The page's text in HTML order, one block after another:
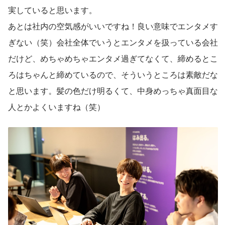
実していると思います。
あとは社内の空気感がいいですね！良い意味でエンタメす
ぎない（笑）会社全体でいうとエンタメを扱っている会社
だけど、めちゃめちゃエンタメ過ぎてなくて、締めるとこ
ろはちゃんと締めているので、そういうところは素敵だな
と思います。髪の色だけ明るくて、中身めっちゃ真面目な
人とかよくいますね（笑）